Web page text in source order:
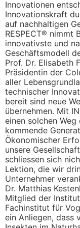
Innovationen
Innovationskraft
auf nachhaltigen
RESPECT® nimmt
innovativste und
Geschäftsmodell
Prof. Dr. Elisabeth
Präsidentin der
aller
technischer
bereit sind neue
übernehmen. Mit
einen solchen
kommende
Ökonomischer
unsere
schliessen sich
Lektion, die wir
Unternehmer
Dr. Matthias
Mitglied der
Fachinstitut für
ein Anliegen, dass